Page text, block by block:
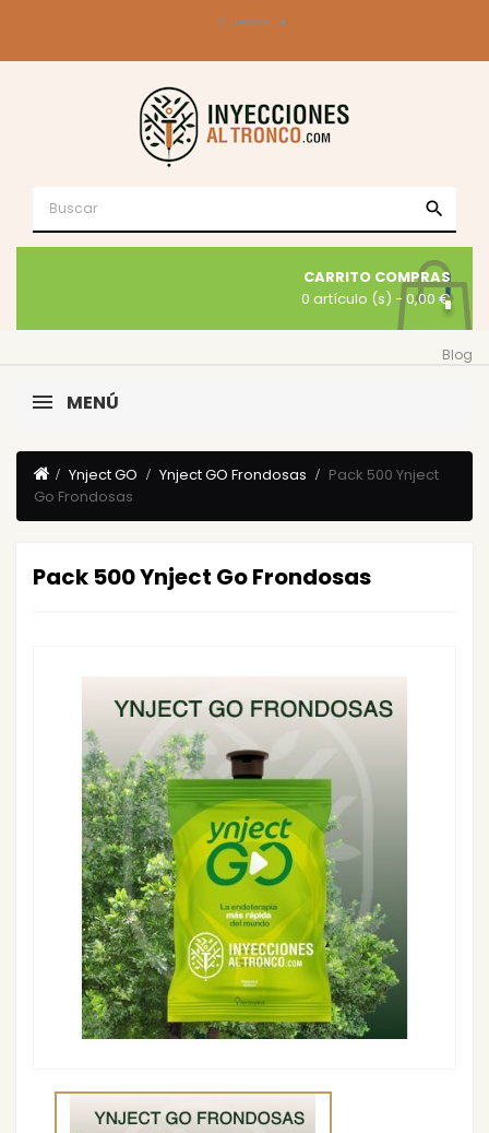
Cuenta 
search
CARRITO COMPRAS
0 artículo (s) - 0,00 €
Blog
MENÚ
Ynject GO Ynject GO Frondosas
Pack 500 Ynject
Go Frondosas
Pack 500 Ynject Go Frondosas